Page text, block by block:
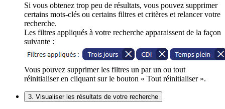
Si vous obtenez trop peu de résultats, vous pouvez supprimer
certains mots-clés ou certains filtres et critères et relancer votre
recherche.
Les filtres appliqués à votre recherche apparaissent de la façon
suivante :
Vous pouvez supprimer les filtres un par un ou tout
réinitialiser en cliquant sur le bouton « Tout réinitialiser ».
3. Visualiser les résultats de votre recherche